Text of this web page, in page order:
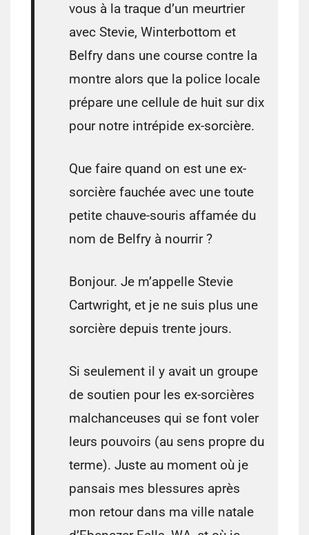
vous à la traque d’un meurtrier
avec Stevie, Winterbottom et
Belfry dans une course contre la
montre alors que la police locale
prépare une cellule de huit sur dix
pour notre intrépide ex-sorcière.
Que faire quand on est une ex-
sorcière fauchée avec une toute
petite chauve-souris affamée du
nom de Belfry à nourrir ?
Bonjour. Je m’appelle Stevie
Cartwright, et je ne suis plus une
sorcière depuis trente jours.
Si seulement il y avait un groupe
de soutien pour les ex-sorcières
malchanceuses qui se font voler
leurs pouvoirs (au sens propre du
terme). Juste au moment où je
pansais mes blessures après
mon retour dans ma ville natale